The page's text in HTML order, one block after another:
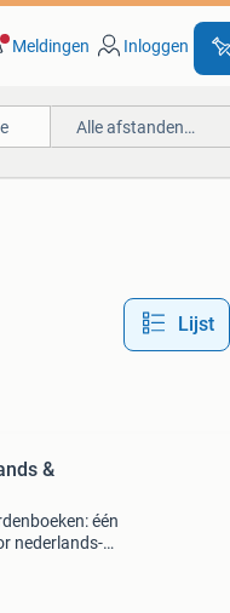
Meldingen Inloggen
Alle afstanden…
Lijst
&
één
nederlands-